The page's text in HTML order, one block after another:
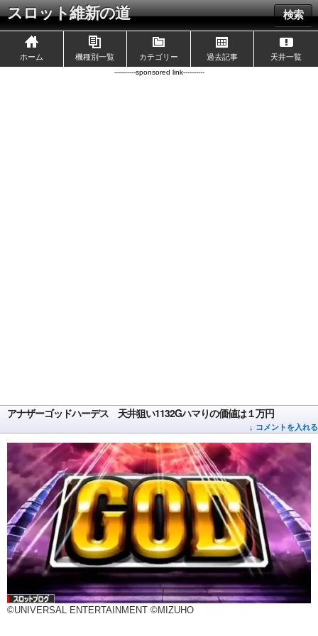
スロット維新の道 検索
ホーム 機種別一覧 カテゴリー 過去記事 天井一覧
----------sponsored link----------
アナザーゴッドハーデス 天井狙い1132Gハマりの価値は１万円
↓ コメントを入れる
©UNIVERSAL ENTERTAINMENT ©MIZUHO